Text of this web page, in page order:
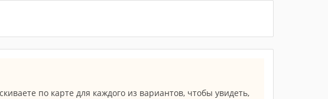
по карте для каждого из вариантов, чтобы увидеть,